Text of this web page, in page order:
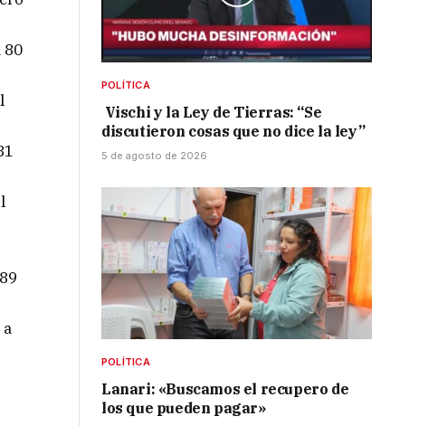
80
POLÍTICA
Vischi y la Ley de Tierras: “Se
discutieron cosas que no dice la ley”
5 de agosto de 2026
POLÍTICA
Lanari: «Buscamos el recupero de
los que pueden pagar»